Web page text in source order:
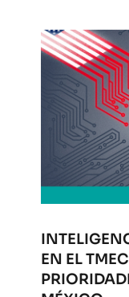
EN EL